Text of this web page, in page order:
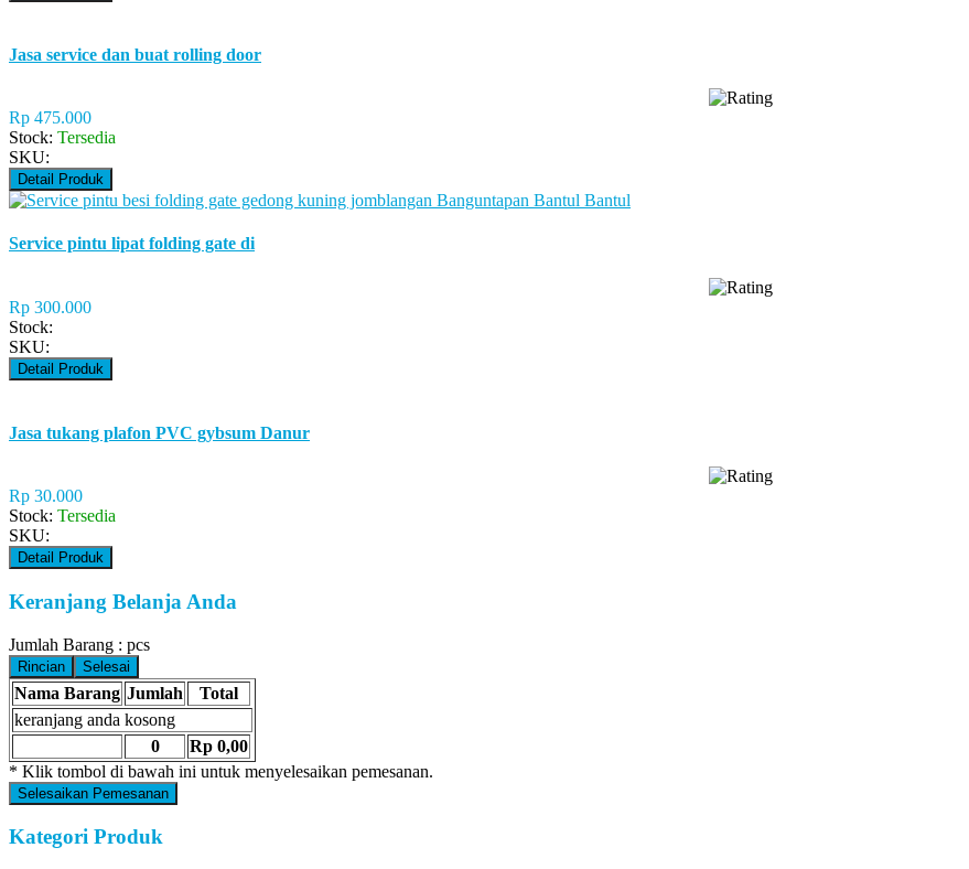
Jasa service dan buat rolling door
Rp 475.000
Stock: Tersedia
SKU:
Detail Produk
Service pintu lipat folding gate di
Rp 300.000
Stock:
SKU:
Detail Produk
Jasa tukang plafon PVC gybsum Danur
Rp 30.000
Stock: Tersedia
SKU:
Detail Produk
Keranjang Belanja Anda
Jumlah Barang : pcs
Rincian Selesai
Nama Barang Jumlah Total
0 Rp 0,00
keranjang anda kosong
* Klik tombol di bawah ini untuk menyelesaikan pemesanan.
Selesaikan Pemesanan
Kategori Produk